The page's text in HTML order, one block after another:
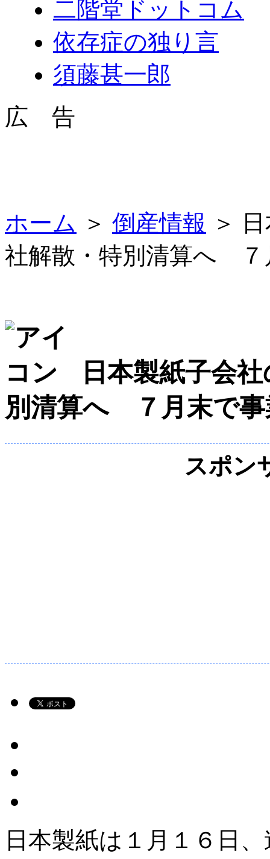
二階堂ドットコム
依存症の独り言
須藤甚一郎
広 告
ホーム ＞ 倒産情報 ＞
社解散・特別清算へ ７
日本製紙子会
別清算へ ７月末で事
スポン
日本製紙は１月１６日